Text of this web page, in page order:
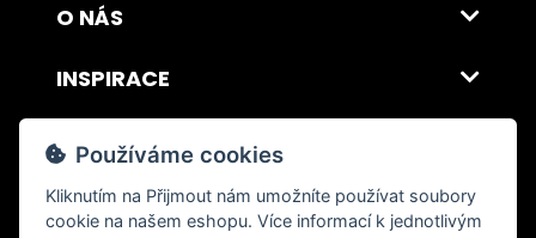
O NÁS
INSPIRACE
DOPRAVA A PLATBA
© 2026 ITALSKY INTERIER s.r.o. Vytvořilo INIZIO Internet Media s.r.o.|
Používáme cookies
Kliknutím na Přijmout nám umožníte používat soubory
cookie na našem eshopu. Více informací k jednotlivým